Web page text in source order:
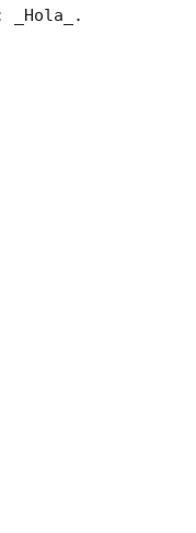
_Hola_.